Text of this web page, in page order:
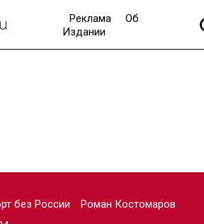
Реклама
Об
Издании
без России
Роман Костомаров